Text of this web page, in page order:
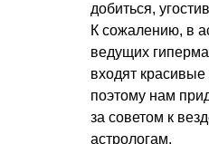
добиться,
К сожалению, в
ведущих
входят
поэтому нам
за советом к
астрологам.